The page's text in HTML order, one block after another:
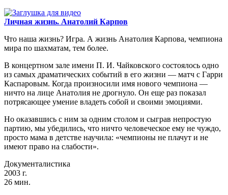
Личная жизнь. Анатолий Карпов
Что наша жизнь? Игра. А жизнь Анатолия Карпова, чемпиона
мира по шахматам, тем более.
В концертном зале имени П. И. Чайковского состоялось одно
из самых драматических событий в его жизни — матч с Гарри
Каспаровым. Когда произносили имя нового чемпиона —
ничто на лице Анатолия не дрогнуло. Он еще раз показал
потрясающее умение владеть собой и своими эмоциями.
Но оказавшись с ним за одним столом и сыграв непростую
партию, мы убедились, что ничто человеческое ему не чуждо,
просто мама в детстве научила: «чемпионы не плачут и не
имеют право на слабости».
Документалистика
2003 г.
26 мин.